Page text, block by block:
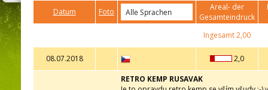
Datum
Foto
Areal- der
Gesamteindruck
Ingesamt2,00
08.07.2018 2,0
RETRO KEMP RUSAVAK